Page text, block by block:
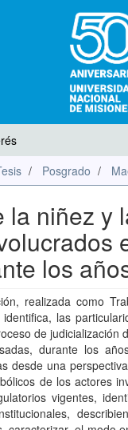
Posgrado
niñez y
los
realizada como
las
de judicialización
durante los
desde una
de los actores
vigentes,